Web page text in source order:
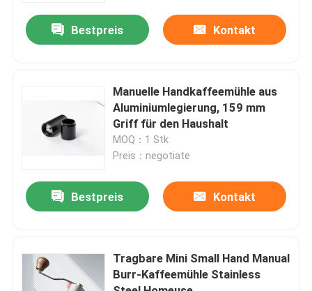
Über uns
Qualitätskontrolle
Treten Sie mit uns in Verbindung
Fälle
Burr Coffee Grinder
Bestpreis Kontakt
Manuelle Handkaffeemühle aus
Aluminiumlegierung, 159 mm
Griff für den Haushalt
MOQ：1 Stk
Preis：negotiate
Bestpreis Kontakt
Tragbare Mini Small Hand Manual
Burr-Kaffeemühle Stainless